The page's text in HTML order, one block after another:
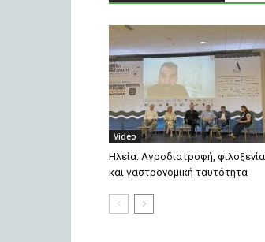
Video
Ηλεία: Αγροδιατροφή, φιλοξενία
και γαστρονομική ταυτότητα